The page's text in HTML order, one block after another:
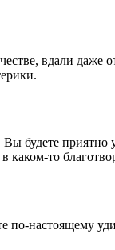
вдали даже
будете
то
по-настоящему